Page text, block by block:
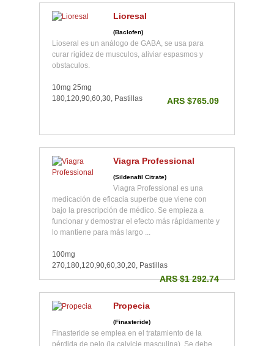
Lioresal
(Baclofen)
Lioseral es un análogo de GABA, se usa para
curar rigidez de musculos, aliviar espasmos y
obstaculos.
10mg 25mg
180,120,90,60,30, Pastillas
ARS $765.09
Viagra Professional
(Sildenafil Citrate)
Viagra Professional es una
medicación de eficacia superbe que viene con
bajo la prescripción de médico. Se empieza a
funcionar y demostrar el efecto más rápidamente y
lo mantiene para más largo ...
100mg
270,180,120,90,60,30,20, Pastillas
ARS $1 292.74
Propecia
(Finasteride)
Finasteride se emplea en el tratamiento de la
pérdida de pelo (la calvicie masculina). Se debe